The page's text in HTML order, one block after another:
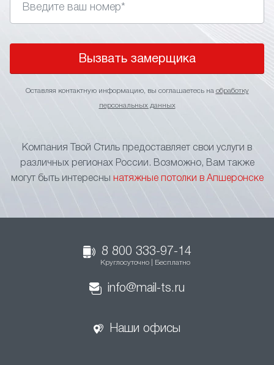
Вызвать замерщика
Оставляя контактную информацию, вы соглашаетесь на обработку
персональных данных
Компания Твой Стиль предоставляет свои услуги в
различных регионах России. Возможно, Вам также
могут быть интересны
натяжные потолки в Апшеронске
8 800 333-97-14
Круглосуточно | Бесплатно
info@mail-ts.ru
Наши офисы